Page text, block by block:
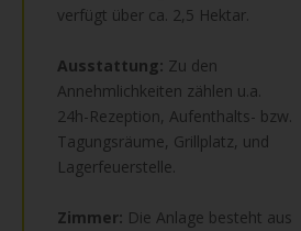
verfügt über ca. 2,5 Hektar.
Ausstattung: Zu den
Annehmlichkeiten zählen u.a.
24h-Rezeption, Aufenthalts- bzw.
Tagungsräume, Grillplatz, und
Lagerfeuerstelle.
Zimmer: Die Anlage besteht aus